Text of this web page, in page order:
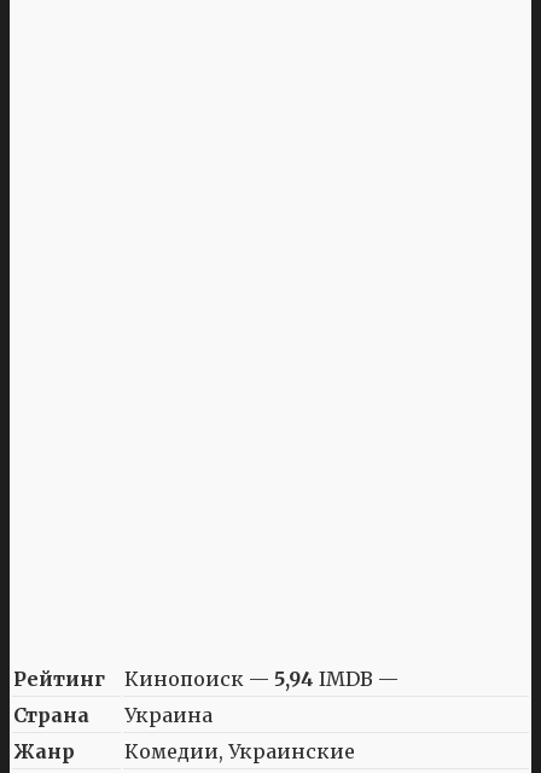
Рейтинг Кинопоиск — 5,94 IMDB —
Страна
Украина
Жанр
Комедии, Украинские